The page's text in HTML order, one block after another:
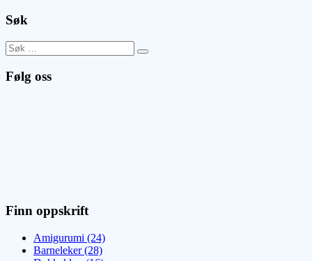
Søk
Search
for:
Search
Følg oss
Finn oppskrift
Amigurumi (24)
Barneleker (28)